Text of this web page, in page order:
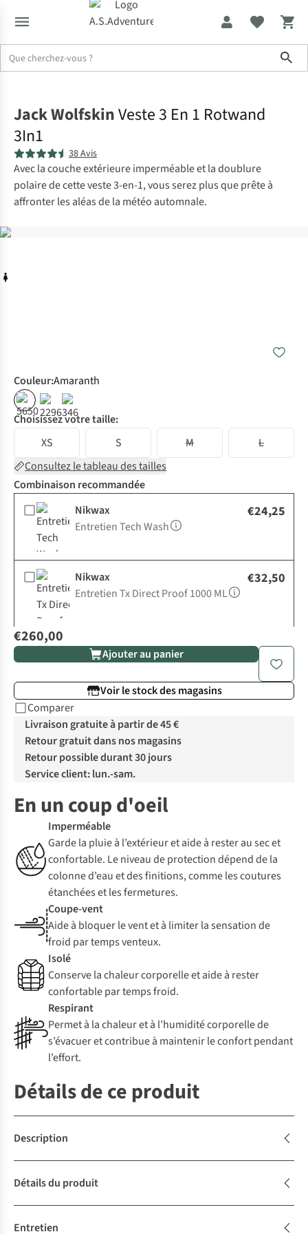
Jack WolfskinVeste 3 En 1 Rotwand
3In1
38 Avis
Avec la couche extérieure imperméable et la doublure
polaire de cette veste 3-en-1, vous serez plus que prête à
affronter les aléas de la météo automnale.
Couleur:Amaranth
Choisissez votre taille:
XS
S M
L
Consultez le tableau des tailles
Combinaison recommandée
Nikwax
Entretien Tech Wash
€24,25
Nikwax
Entretien Tx Direct Proof 1000 ML
€32,50
€260,00
Ajouter au panier
Voir le stock des magasins
Comparer
Livraison gratuite à partir de 45 €
Retour gratuit dans nos magasins
Retour possible durant 30 jours
Service client: lun.-sam.
En un coup d'oeil
Imperméable
Garde la pluie à l’extérieur et aide à rester au sec et
confortable. Le niveau de protection dépend de la
colonne d’eau et des finitions, comme les coutures
étanchées et les fermetures.
Coupe-vent
Aide à bloquer le vent et à limiter la sensation de
froid par temps venteux.
Isolé
Conserve la chaleur corporelle et aide à rester
confortable par temps froid.
Respirant
Permet à la chaleur et à l’humidité corporelle de
s’évacuer et contribue à maintenir le confort pendant
l’effort.
Détails de ce produit
Description
Détails du produit
Entretien